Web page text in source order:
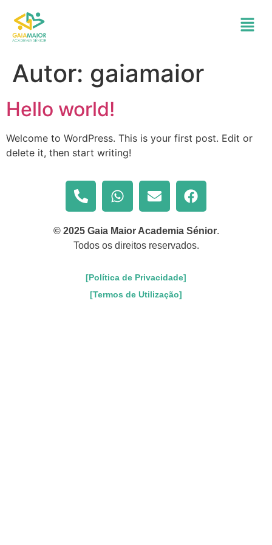
Autor: gaiamaior
Hello world!
Welcome to WordPress. This is your first post. Edit or
delete it, then start writing!
© 2025 Gaia Maior Academia Sénior.
Todos os direitos reservados.
[Política de Privacidade]
[Termos de Utilização]